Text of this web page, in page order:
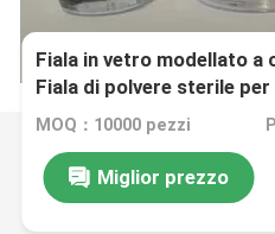
Fiala in vetro modellato a
Fiala di polvere sterile
MOQ：10000 pezzi
Miglior prezzo